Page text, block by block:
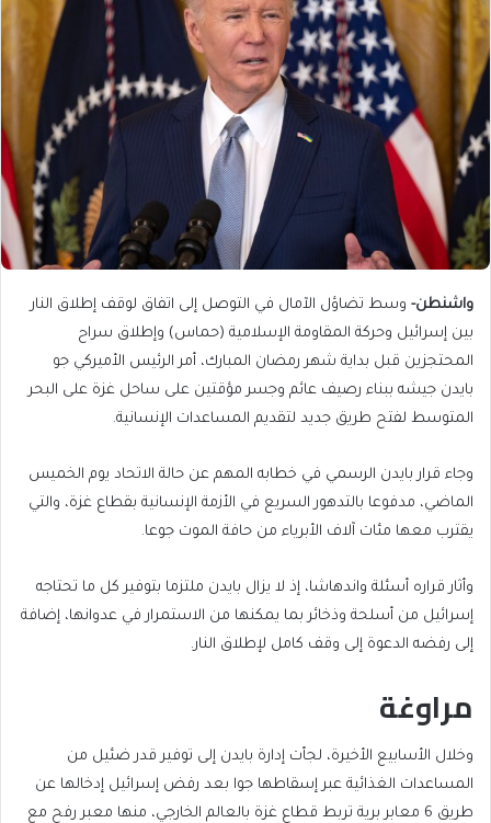
واشنطن- وسط تضاؤل الآمال في التوصل إلى اتفاق لوقف إطلاق النار
بين إسرائيل وحركة المقاومة الإسلامية (حماس) وإطلاق سراح
المحتجزين قبل بداية شهر رمضان المبارك، أمر الرئيس الأميركي جو
بايدن جيشه ببناء رصيف عائم وجسر مؤقتين على ساحل غزة على البحر
المتوسط لفتح طريق جديد لتقديم المساعدات الإنسانية.
وجاء قرار بايدن الرسمي في خطابه المهم عن حالة الاتحاد يوم الخميس
الماضي، مدفوعا بالتدهور السريع في الأزمة الإنسانية بقطاع غزة، والتي
يقترب معها مئات آلاف الأبرياء من حافة الموت جوعا.
وأثار قراره أسئلة واندهاشا، إذ لا يزال بايدن ملتزما بتوفير كل ما تحتاجه
إسرائيل من أسلحة وذخائر بما يمكنها من الاستمرار في عدوانها، إضافة
إلى رفضه الدعوة إلى وقف كامل لإطلاق النار.
مراوغة
وخلال الأسابيع الأخيرة، لجأت إدارة بايدن إلى توفير قدر ضئيل من
المساعدات الغذائية عبر إسقاطها جوا بعد رفض إسرائيل إدخالها عن
طريق 6 معابر برية تربط قطاع غزة بالعالم الخارجي، منها معبر رفح مع